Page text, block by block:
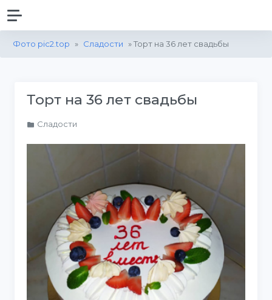
Фото pic2.top » Сладости » Торт на 36 лет свадьбы
Торт на 36 лет свадьбы
Сладости